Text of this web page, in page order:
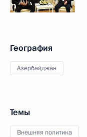
География
Азербайджан
Темы
Внешняя политика